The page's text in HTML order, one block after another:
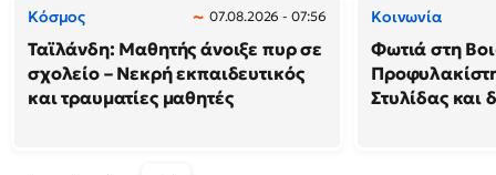
Κόσμος 07.08.2026 - 07:56
Ταϊλάνδη: Μαθητής άνοιξε πυρ σε
σχολείο – Νεκρή εκπαιδευτικός
και τραυματίες μαθητές
Κοινωνία
Φωτιά στη
Στυλίδας και